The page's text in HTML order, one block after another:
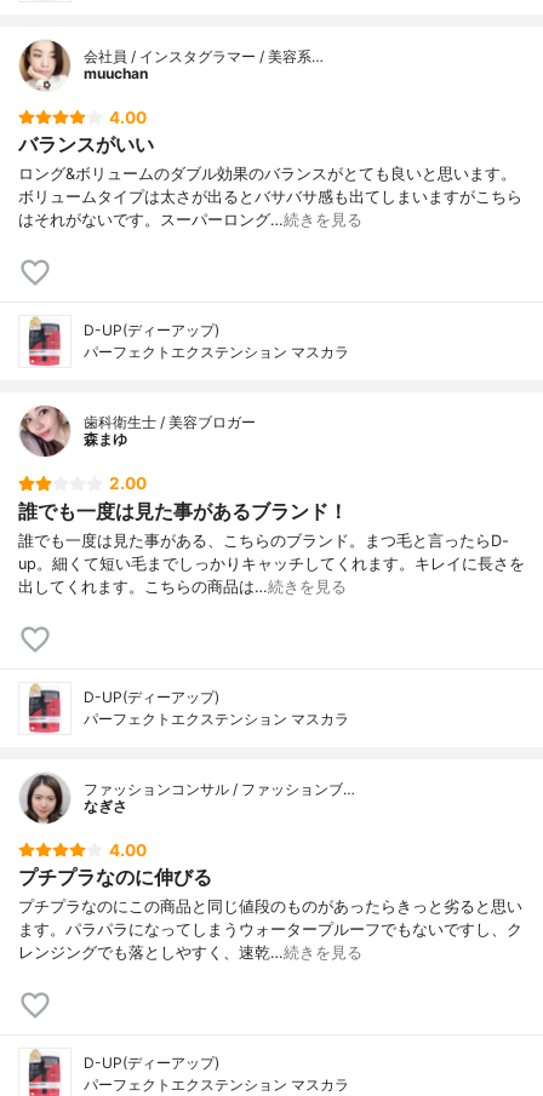
会社員 / インスタグラマー / 美容系…
muuchan
4.00
バランスがいい
ロング&ボリュームのダブル効果のバランスがとても良いと思います。
ボリュームタイプは太さが出るとバサバサ感も出てしまいますがこちら
はそれがないです。スーパーロング…続きを見る
D-UP(ディーアップ)
パーフェクトエクステンション マスカラ
歯科衛生士 / 美容ブロガー
森まゆ
2.00
誰でも一度は見た事があるブランド！
誰でも一度は見た事がある、こちらのブランド。まつ毛と言ったらD-
up。細くて短い毛までしっかりキャッチしてくれます。キレイに長さを
出してくれます。こちらの商品は…続きを見る
D-UP(ディーアップ)
パーフェクトエクステンション マスカラ
ファッションコンサル / ファッションブ…
なぎさ
4.00
プチプラなのに伸びる
プチプラなのにこの商品と同じ値段のものがあったらきっと劣ると思い
ます。パラパラになってしまうウォータープルーフでもないですし、ク
レンジングでも落としやすく、速乾…続きを見る
D-UP(ディーアップ)
パーフェクトエクステンション マスカラ